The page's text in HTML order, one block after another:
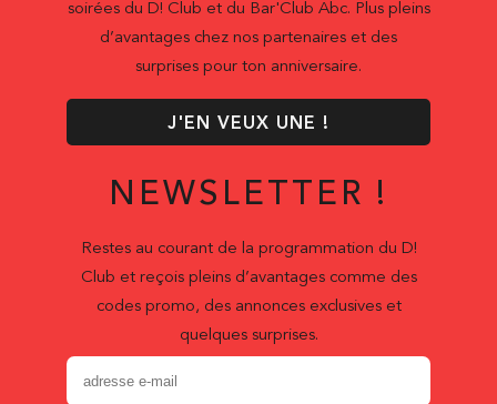
soirées du D! Club et du Bar'Club Abc. Plus pleins
d’avantages chez nos partenaires et des
surprises pour ton anniversaire.
J'EN VEUX UNE !
NEWSLETTER !
Restes au courant de la programmation du D!
Club et reçois pleins d’avantages comme des
codes promo, des annonces exclusives et
quelques surprises.